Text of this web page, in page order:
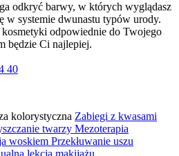
odkryć barwy, w których wyglądasz
w systemie dwunastu typów urody.
odpowiednie do Twojego
będzie Ci najlepiej.
40
kolorystyczna Zabiegi z kwasami
twarzy Mezoterapia
woskiem Przekłuwanie uszu